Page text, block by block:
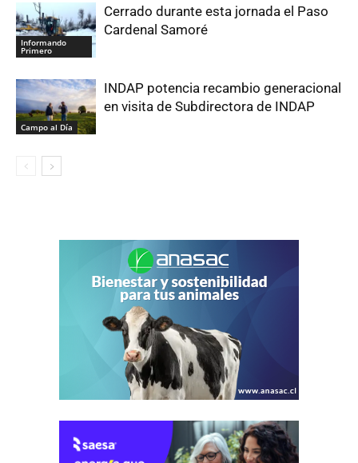
Informando
Primero
Cerrado durante esta jornada el Paso
Cardenal Samoré
Campo al Día
INDAP potencia recambio generacional
en visita de Subdirectora de INDAP